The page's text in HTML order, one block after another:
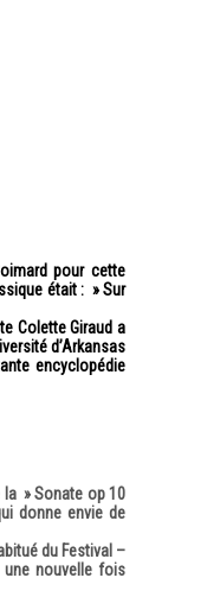
pour cette
était : » Sur
Colette Giraud a
d’Arkansas
encyclopédie
la » Sonate op 10
donne envie de
du Festival –
une nouvelle fois